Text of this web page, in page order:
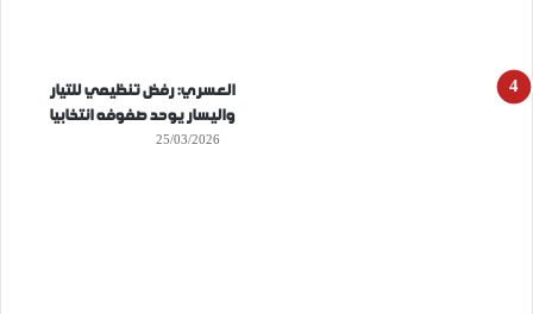
العسري: رفض تنظيمي للتيار
واليسار يوحد صفوفه انتخابيا
25/03/2026